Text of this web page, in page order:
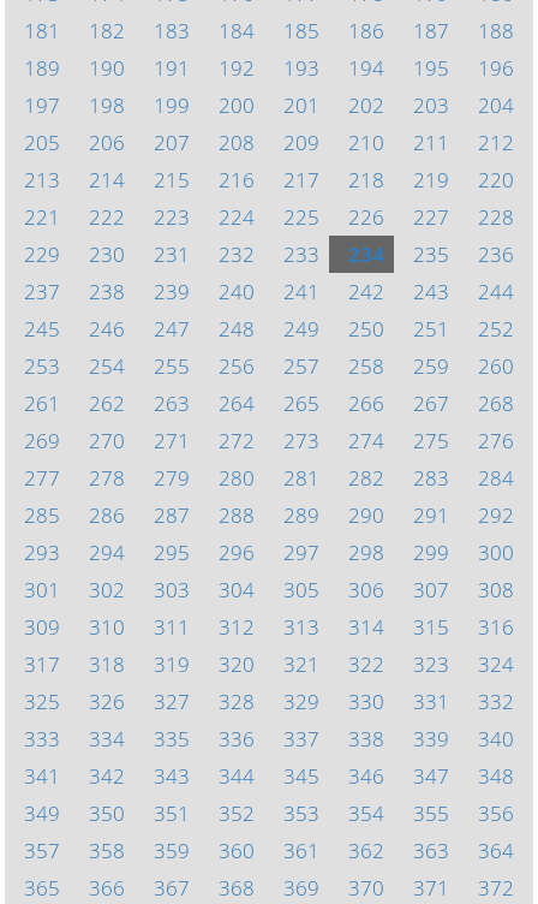
181
182 183 184 185 186 187
188
189
190 191 192 193 194 195
196
197
198 199 200 201 202 203
204
205
206 207 208 209 210 211
212
213
214 215 216 217 218 219
220
221
222 223 224 225 226 227
228
229
230 231 232 233 234 235
236
237
238 239 240 241 242 243
244
245
246 247 248 249 250 251
252
253
254 255 256 257 258 259
260
261
262 263 264 265 266 267
268
269
270 271 272 273 274 275
276
277
278 279 280 281 282 283
284
285
286 287 288 289 290 291
292
293
294 295 296 297 298 299
300
301
302 303 304 305 306 307
308
309
310 311 312 313 314 315
316
317
318 319 320 321 322 323
324
325
326 327 328 329 330 331
332
333
334 335 336 337 338 339
340
341
342 343 344 345 346 347
348
349
350 351 352 353 354 355
356
357
358 359 360 361 362 363
364
365
366 367 368 369 370 371 372